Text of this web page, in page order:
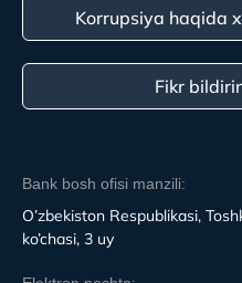
Bank bosh ofisi manzili:
O’zbekiston Respublikasi,
ko’chasi, 3 uy
Korrupsiya haqida
Fikr